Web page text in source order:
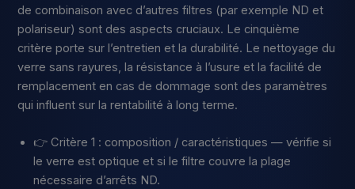
de combinaison avec d’autres filtres (par exemple ND et
polariseur) sont des aspects cruciaux. Le cinquième
critère porte sur l’entretien et la durabilité. Le nettoyage du
verre sans rayures, la résistance à l’usure et la facilité de
remplacement en cas de dommage sont des paramètres
qui influent sur la rentabilité à long terme.
👉 Critère 1 : composition / caractéristiques — vérifie si
le verre est optique et si le filtre couvre la plage
nécessaire d’arrêts ND.